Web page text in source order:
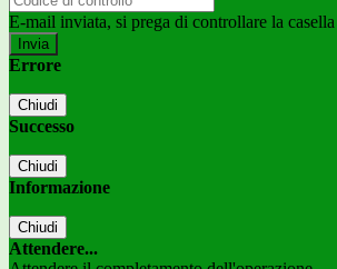
E-mail inviata, si prega di controllare la
Errore
Chiudi
Successo
Chiudi
Informazione
Chiudi
Attendere...